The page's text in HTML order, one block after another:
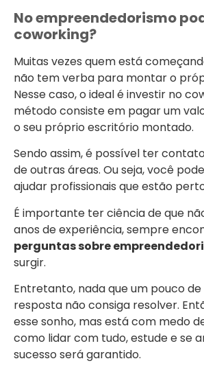
No empreendedorismo
coworking?
Muitas vezes quem está
não tem verba para montar o
Nesse caso, o ideal é investir no
método consiste em pagar um
o seu próprio escritório montado.
Sendo assim, é possível ter
de outras áreas. Ou seja, você
ajudar profissionais que estão
É importante ter ciência de que
anos de experiência, sempre
perguntas sobre
surgir.
Entretanto, nada que um pouco
resposta não consiga resolver.
esse sonho, mas está com medo
como lidar com tudo, estude e se
sucesso será garantido.